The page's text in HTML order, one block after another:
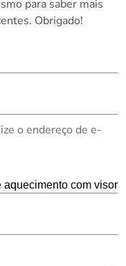
para saber mais
Obrigado!
o endereço de e-